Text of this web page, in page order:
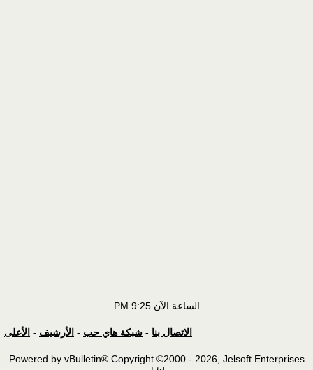
الساعة الآن9:25 PM
الاتصال بنا - شبكة هاي حب - الأرشيف - الأعلى
Powered by vBulletin® Copyright ©2000 - 2026, Jelsoft Enterprises